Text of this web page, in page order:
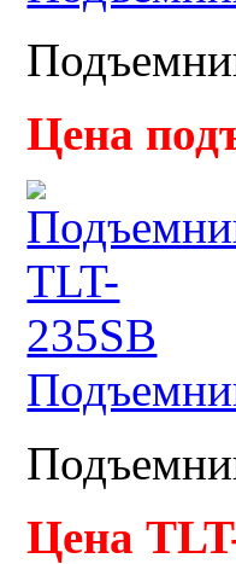
Цена
Цена